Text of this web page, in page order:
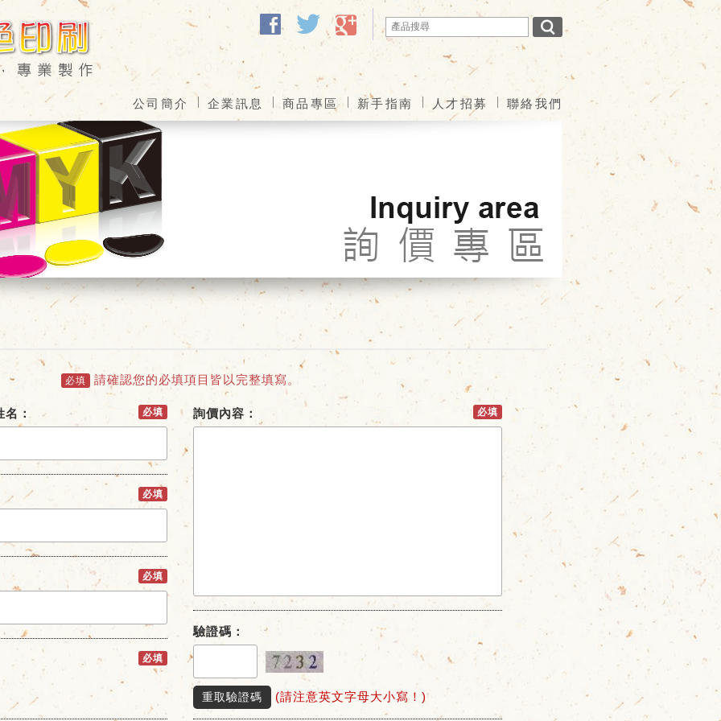
facebook twitter google
公司簡介 企業訊息 商品專區 新手指南 人才招募 聯絡我們
必填 請確認您的必填項目皆以完整填寫。
： 必填
必填
必填
必填
詢價內容： 必填
驗證碼：
重取驗證碼 (請注意英文字母大小寫！)